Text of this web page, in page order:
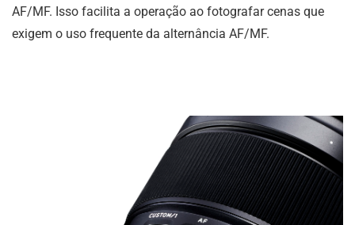
AF/MF. Isso facilita a operação ao fotografar cenas que
exigem o uso frequente da alternância AF/MF.